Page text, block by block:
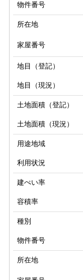
物件番号
所在地
家屋番号
地目（登記）
地目（現況）
土地面積（登記）
土地面積（現況）
用途地域
利用状況
建ぺい率
容積率
種別
物件番号
所在地